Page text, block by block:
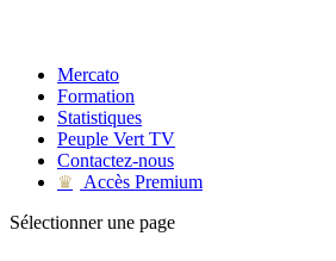
Mercato
Formation
Statistiques
Peuple Vert TV
Contactez-nous
♛
Accès Premium
Sélectionner une page